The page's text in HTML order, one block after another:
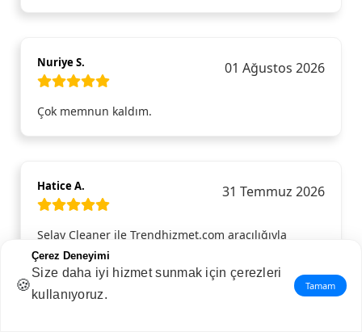
Nuriye S. 01 Ağustos 2026
Çok memnun kaldım.
Hatice A. 31 Temmuz 2026
Selay Cleaner ile Trendhizmet.com aracılığıyla
tanıştım ve aldığım ev temizliği hizmetinden son
derece memnun kaldım. Ekip hem güler yüzlü hem
de çok profesyoneldi. En ince detayları bile gözden
kaçırmadan evi baştan aşağı temizlediler. Evin her
🍪
Çerez Deneyimi
Size daha iyi hizmet sunmak için çerezleri
kullanıyoruz.
Tamam